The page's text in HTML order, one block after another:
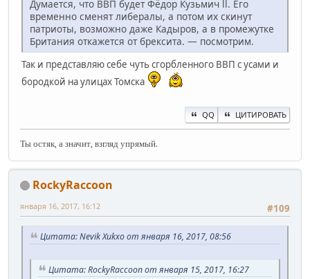
Думается, что ВВП будет Фёдор Кузьмич ll. Его
временно сменят либералы, а потом их скинут
патриоты, возможно даже Кадыров, а в промежутке
Британия откажется от брексита. — посмотрим.
Так и представляю себе чуть сгорбленного ВВП с усами и
бородкой на улицах Томска
QQ ЦИТИРОВАТЬ
Ты остяк, а значит, взгляд упрямый.
RockyRaccoon
#109
января 16, 2017, 16:12
Цитата: Nevik Xukxo от января 16, 2017, 08:56
Цитата: RockyRaccoon от января 15, 2017, 16:27